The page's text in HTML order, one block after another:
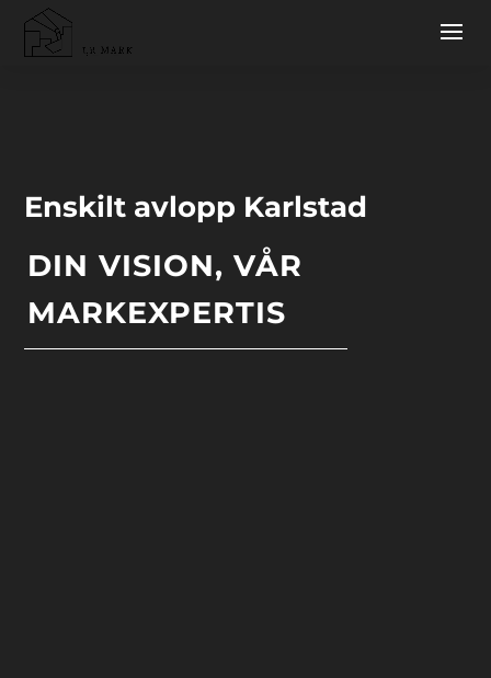
Enskilt avlopp Karlstad
DIN VISION, VÅR
MARKEXPERTIS